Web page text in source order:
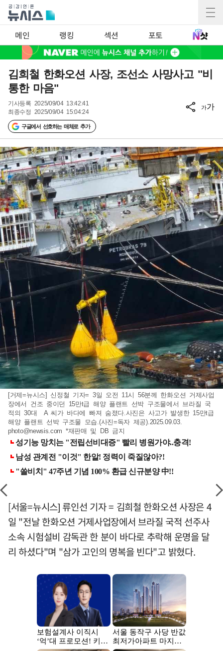
메인 랭킹 섹션 포토
김희철 한화오션 사장, 조선소 사망사고 "비
통한 마음"
기사등록 2025/09/04 13:42:41
최종수정 2025/09/04 15:04:24
구글에서 선호하는 매체로 추가
가가
[거제=뉴시스] 신정철 기자= 3일 오전 11시 56분께 한화오션 거제사업
장에서 건조 중이던 15만t급 해양 플랜트 선박 구조물에서 브라질 국
적의 30대 A 씨가 바다에 빠져 숨졌다.사진은 사고가 발생한 15만t급
해양 플랜트 선박 구조물 모습.(사진=독자 제공).2025.09.03.
photo@newsis.com *재판매 및 DB 금지
[서울=뉴시스] 류인선 기자 = 김희철 한화오션 사장은 4
일 "전날 한화오션 거제사업장에서 브라질 국적 선주사
소속 시험설비 감독관 한 분이 바다로 추락해 운명을 달
리 하셨다"며 "삼가 고인의 명복을 빈다"고 밝혔다.